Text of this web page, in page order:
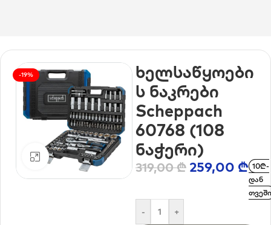
-19%
დააკლიკე გასადიდებლად
ხელსაწყოები
ს ნაკრები
Scheppach
60768 (108
ნაჭერი)
319,00₾ 259,00 ₾ 10₾-
დან
თვეში
- +